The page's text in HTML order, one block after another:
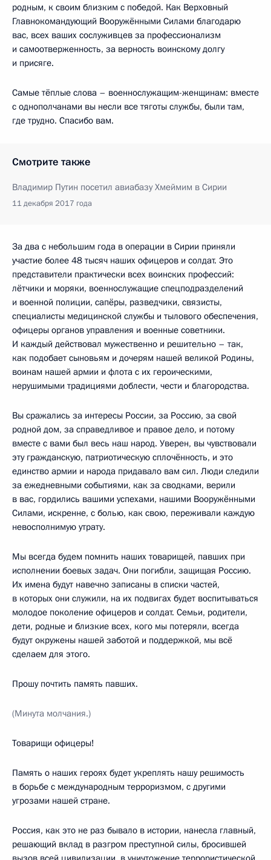
родным, к своим близким с победой. Как Верховный
Главнокомандующий Вооружёнными Силами благодарю
вас, всех ваших сослуживцев за профессионализм
и самоотверженность, за верность воинскому долгу
и присяге.
Самые тёплые слова – военнослужащим-женщинам: вместе
с однополчанами вы несли все тяготы службы, были там,
где трудно. Спасибо вам.
Смотрите также
Владимир Путин посетил авиабазу Хмеймим в Сирии
11 декабря 2017 года
За два с небольшим года в операции в Сирии приняли
участие более 48 тысяч наших офицеров и солдат. Это
представители практически всех воинских профессий:
лётчики и моряки, военнослужащие спецподразделений
и военной полиции, сапёры, разведчики, связисты,
специалисты медицинской службы и тылового обеспечения,
офицеры органов управления и военные советники.
И каждый действовал мужественно и решительно – так,
как подобает сыновьям и дочерям нашей великой Родины,
воинам нашей армии и флота с их героическими,
нерушимыми традициями доблести, чести и благородства.
Вы сражались за интересы России, за Россию, за свой
родной дом, за справедливое и правое дело, и потому
вместе с вами был весь наш народ. Уверен, вы чувствовали
эту гражданскую, патриотическую сплочённость, и это
единство армии и народа придавало вам сил. Люди следили
за ежедневными событиями, как за сводками, верили
в вас, гордились вашими успехами, нашими Вооружёнными
Силами, искренне, с болью, как свою, переживали каждую
невосполнимую утрату.
Мы всегда будем помнить наших товарищей, павших при
исполнении боевых задач. Они погибли, защищая Россию.
Их имена будут навечно записаны в списки частей,
в которых они служили, на их подвигах будет воспитываться
молодое поколение офицеров и солдат. Семьи, родители,
дети, родные и близкие всех, кого мы потеряли, всегда
будут окружены нашей заботой и поддержкой, мы всё
сделаем для этого.
Прошу почтить память павших.
(Минута молчания.)
Товарищи офицеры!
Память о наших героях будет укреплять нашу решимость
в борьбе с международным терроризмом, с другими
угрозами нашей стране.
Россия, как это не раз бывало в истории, нанесла главный,
решающий вклад в разгром преступной силы, бросившей